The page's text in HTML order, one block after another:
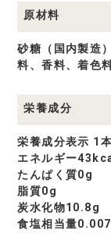
原材料
砂糖（国内製造
料、香料、着色
栄養成分
栄養成分表示 1
エネルギー
たんぱく質0g
脂質0g
炭水化物10.8g
食塩相当量